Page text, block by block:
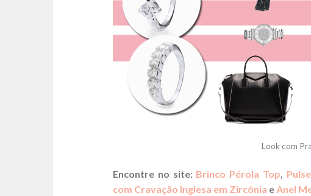
Look com
Encontre no site: Brinco Pérola Top,
com Cravação Inglesa em Zircônia eAnel